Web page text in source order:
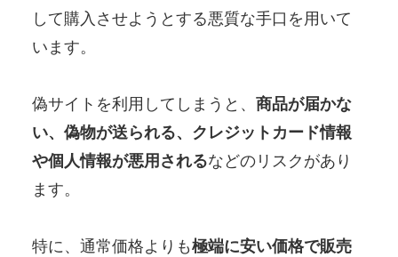
して購入させようとする悪質な手口を用いて
います。
偽サイトを利用してしまうと、 商品が届かな
い、偽物が送られる、クレジットカード情報
や個人情報が悪用されるなどのリスクがあり
ます。
特に、通常価格よりも極端に安い価格で販売